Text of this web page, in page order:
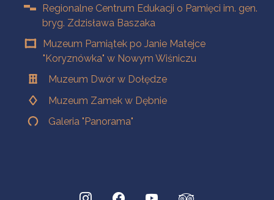
Regionalne Centrum Edukacji o Pamięci im. gen.
bryg. Zdzisława Baszaka
Muzeum Pamiątek po Janie Matejce
"Koryznówka" w Nowym Wiśniczu
Muzeum Dwór w Dołędze
Muzeum Zamek w Dębnie
Galeria "Panorama"